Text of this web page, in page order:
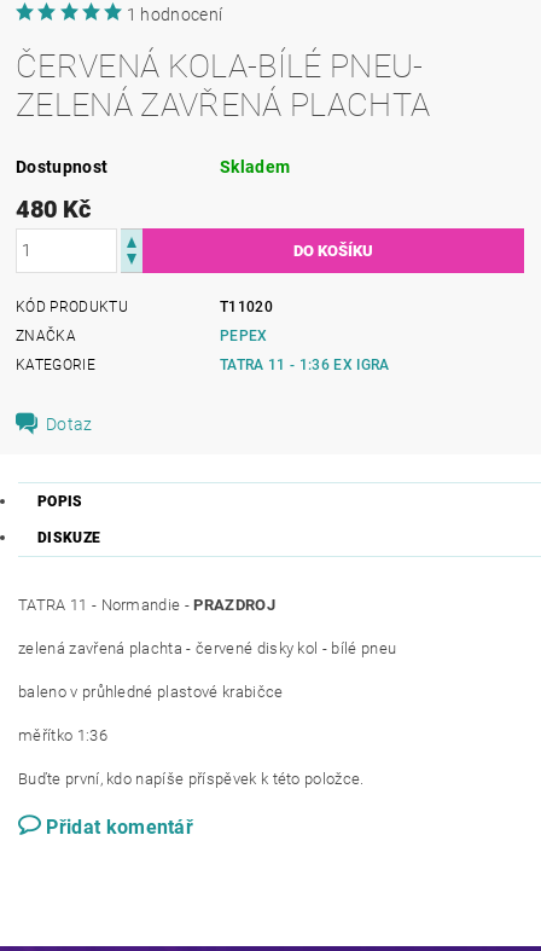
1 hodnocení
ČERVENÁ KOLA-BÍLÉ PNEU-
ZELENÁ ZAVŘENÁ PLACHTA
Dostupnost Skladem
480 Kč
KÓD PRODUKTU
T11020
ZNAČKA
PEPEX
KATEGORIE
TATRA 11 - 1:36 EX IGRA
Dotaz
POPIS
DISKUZE
TATRA 11 - Normandie -PRAZDROJ
zelená zavřená plachta - červené disky kol - bílé pneu
baleno v průhledné plastové krabičce
měřítko 1:36
Buďte první, kdo napíše příspěvek k této položce.
Přidat komentář